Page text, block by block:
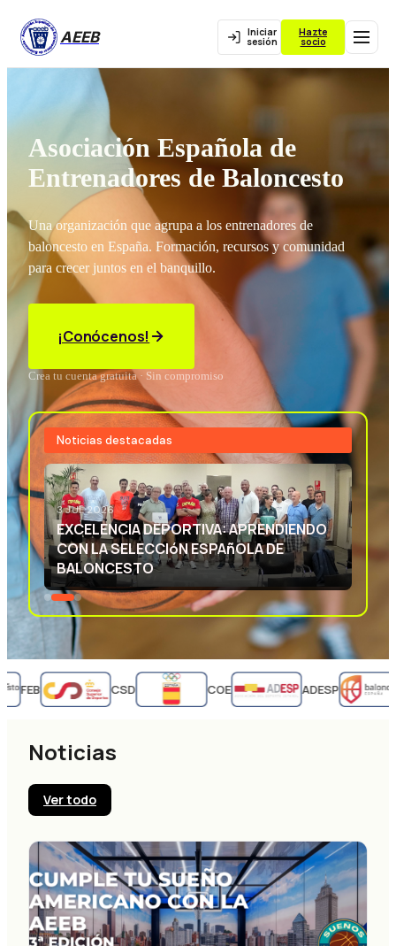
AEEB Iniciar
sesión
Hazte
socio
Asociación Española de
Entrenadores de Baloncesto
Una organización que agrupa a los entrenadores de
baloncesto en España. Formación, recursos y comunidad
para crecer juntos en el banquillo.
¡Conócenos!
Crea tu cuenta gratuita · Sin compromiso
Noticias destacadas
3 JUL 2026
EXCELENCIA DEPORTIVA: APRENDIENDO
CON LA SELECCIóN ESPAñOLA DE
BALONCESTO
FEB CSD COE ADESP
Noticias
Ver todo